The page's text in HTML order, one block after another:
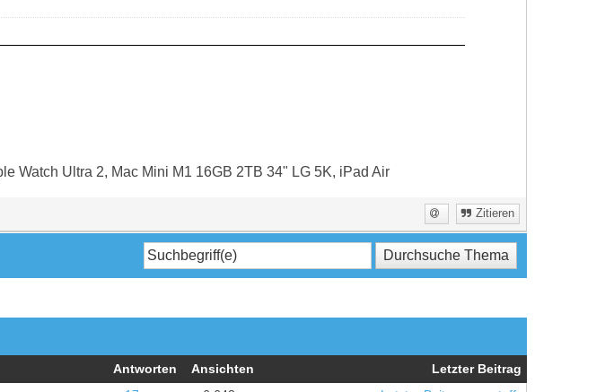
Watch Ultra 2, Mac Mini M1 16GB 2TB 34" LG 5K, iPad Air
Zitieren
Antworten Ansichten Letzter Beitrag